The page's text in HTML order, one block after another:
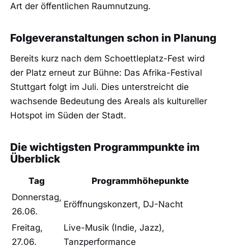
Art der öffentlichen Raumnutzung.
Folgeveranstaltungen schon in Planung
Bereits kurz nach dem Schoettleplatz-Fest wird
der Platz erneut zur Bühne: Das Afrika-Festival
Stuttgart folgt im Juli. Dies unterstreicht die
wachsende Bedeutung des Areals als kultureller
Hotspot im Süden der Stadt.
Die wichtigsten Programmpunkte im
Überblick
Tag
Programmhöhepunkte
Donnerstag,
26.06.
Eröffnungskonzert, DJ-Nacht
Freitag,
27.06.
Live-Musik (Indie, Jazz),
Tanzperformance